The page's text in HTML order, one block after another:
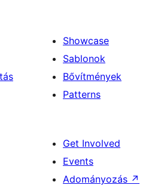
Showcase
Sablonok
Bővítmények
Patterns
Get Involved
Events
Adományozás ↗